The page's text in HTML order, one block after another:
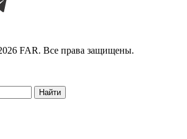
FAR. Все права защищены.
Найти